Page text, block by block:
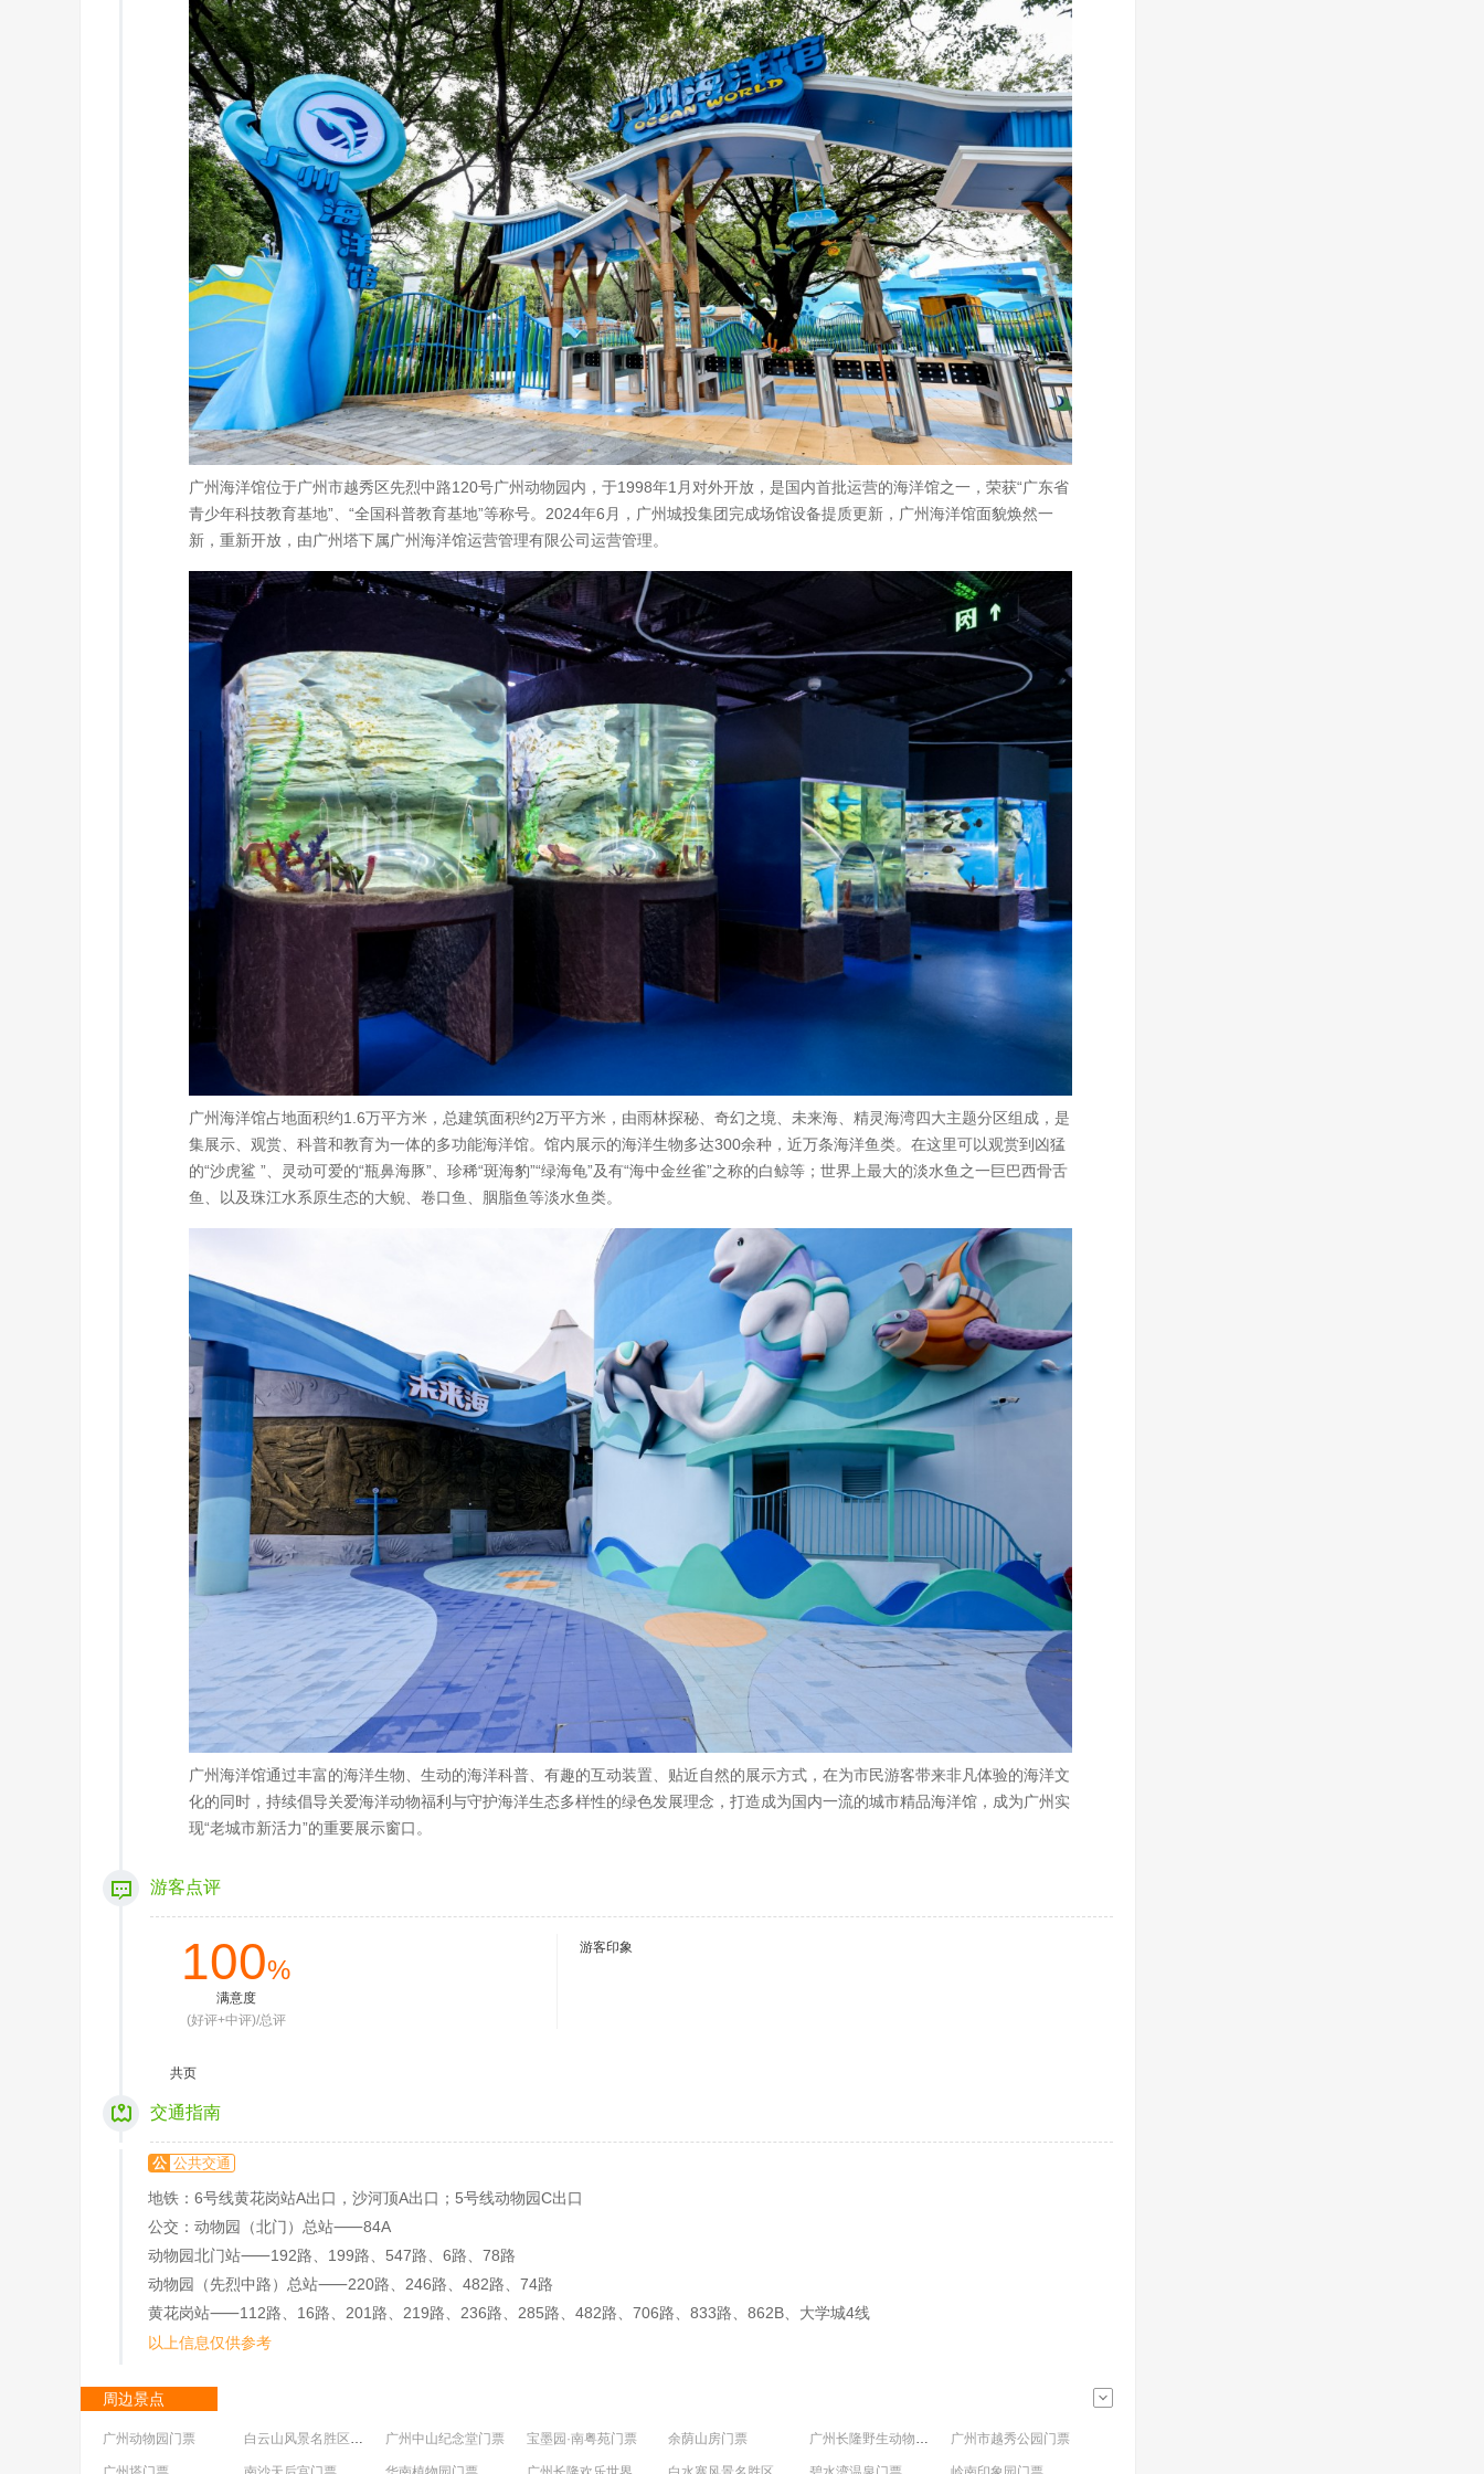
广州海洋馆位于广州市越秀区先烈中路120号广州动物园内，于1998年1月对外开放，是国内首批运营的海洋馆之一，荣获“广东省
青少年科技教育基地”、“全国科普教育基地”等称号。2024年6月，广州城投集团完成场馆设备提质更新，广州海洋馆面貌焕然一
新，重新开放，由广州塔下属广州海洋馆运营管理有限公司运营管理。
广州海洋馆占地面积约1.6万平方米，总建筑面积约2万平方米，由雨林探秘、奇幻之境、未来海、精灵海湾四大主题分区组成，是
集展示、观赏、科普和教育为一体的多功能海洋馆。馆内展示的海洋生物多达300余种，近万条海洋鱼类。在这里可以观赏到凶猛
的“沙虎鲨 ”、灵动可爱的“瓶鼻海豚”、珍稀“斑海豹”“绿海龟”及有“海中金丝雀”之称的白鲸等；世界上最大的淡水鱼之一巨巴西骨舌
鱼、以及珠江水系原生态的大鲵、卷口鱼、胭脂鱼等淡水鱼类。
广州海洋馆通过丰富的海洋生物、生动的海洋科普、有趣的互动装置、贴近自然的展示方式，在为市民游客带来非凡体验的海洋文
化的同时，持续倡导关爱海洋动物福利与守护海洋生态多样性的绿色发展理念，打造成为国内一流的城市精品海洋馆，成为广州实
现“老城市新活力”的重要展示窗口。
游客点评
100%
满意度
(好评+中评)/总评
游客印象
共页
交通指南
公 公共交通
地铁：6号线黄花岗站A出口，沙河顶A出口；5号线动物园C出口
公交：动物园（北门）总站⸺84A
动物园北门站⸺192路、199路、547路、6路、78路
动物园（先烈中路）总站⸺220路、246路、482路、74路
黄花岗站⸺112路、16路、201路、219路、236路、285路、482路、706路、833路、862B、大学城4线
以上信息仅供参考
周边景点
广州动物园门票 白云山风景名胜区门票 广州中山纪念堂门票 宝墨园·南粤苑门票 余荫山房门票 广州长隆野生动物世界门票 广州市越秀公园门票